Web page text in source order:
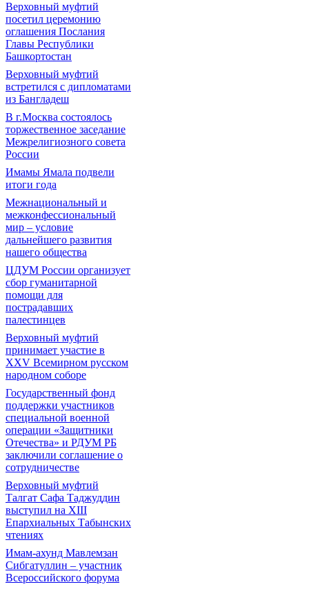
Верховный муфтий
посетил церемонию
оглашения Послания
Главы Республики
Башкортостан
Верховный муфтий
встретился с дипломатами
из Бангладеш
В г.Москва состоялось
торжественное заседание
Межрелигиозного совета
России
Имамы Ямала подвели
итоги года
Межнациональный и
межконфессиональный
мир – условие
дальнейшего развития
нашего общества
ЦДУМ России организует
сбор гуманитарной
помощи для
пострадавших
палестинцев
Верховный муфтий
принимает участие в
XXV Всемирном русском
народном соборе
Государственный фонд
поддержки участников
специальной военной
операции «Защитники
Отечества» и РДУМ РБ
заключили соглашение о
сотрудничестве
Верховный муфтий
Талгат Сафа Таджуддин
выступил на ХIII
Епархиальных Табынских
чтениях
Имам-ахунд Мавлемзан
Сибгатуллин – участник
Всероссийского форума